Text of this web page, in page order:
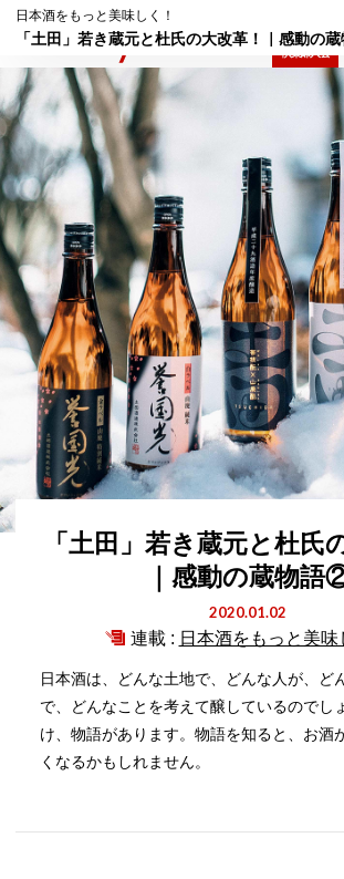
日本酒をもっと美味しく！
「土田」若き蔵元と杜氏の大改革！｜感動の
「土田」若き蔵元と杜氏
｜感動の蔵物語
2020.01.02
連載 : 日本酒をもっと美味
日本酒は、どんな土地で、どんな人が、ど
で、どんなことを考えて醸しているのでし
け、物語があります。物語を知ると、お酒
くなるかもしれません。